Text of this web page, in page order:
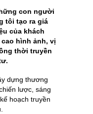
con người
tôi tạo ra giá
của khách
hình ảnh, vị
thời truyền
dựng thương
lược, sáng
hoạch truyền